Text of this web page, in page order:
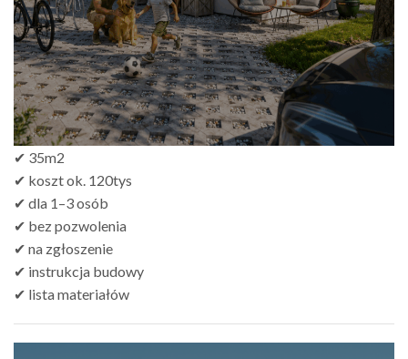
✔ 35m2
✔ koszt ok. 120tys
✔ dla 1–3 osób
✔ bez pozwolenia
✔ na zgłoszenie
✔ instrukcja budowy
✔ lista materiałów